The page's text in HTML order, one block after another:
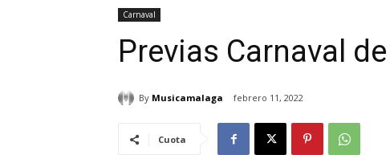
Carnaval
Previas Carnaval
By Musicamalaga febrero 11, 2022
Cuota